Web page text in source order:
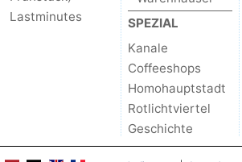
Lastminutes
SPEZIAL
Kanale
Coffeeshops
Homohauptstadt
Rotlichtviertel
Geschichte